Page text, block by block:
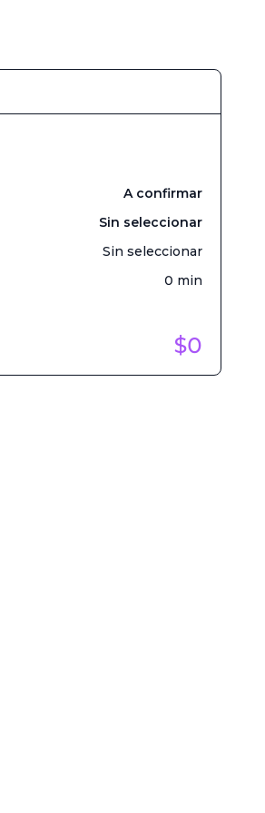
A confirmar
Sin seleccionar
Sin seleccionar
0 min
$0